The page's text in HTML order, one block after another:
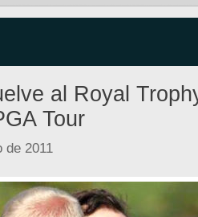
al Royal
Tour
de 2011